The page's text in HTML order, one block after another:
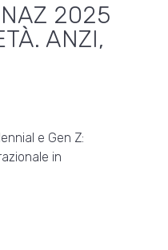
2025
ANZI,
e Gen Z:
in